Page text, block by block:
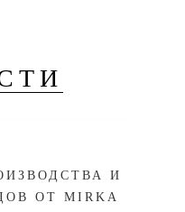
И
ОТ MIRKA